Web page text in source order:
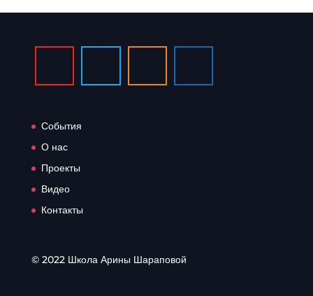
События
О нас
Проекты
Видео
Контакты
© 2022 Школа Арины Шараповой